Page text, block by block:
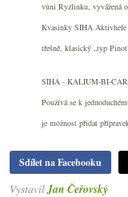
vůni Ryzlinku, vyvážená
Kvasinky SIHA Aktivhefe
třešně, klasický „typ
SIHA - KALIUM-BI-
Používá se k
je možnost přidat
Sdílet na Facebooku
Vystavil Jan Čeřovský